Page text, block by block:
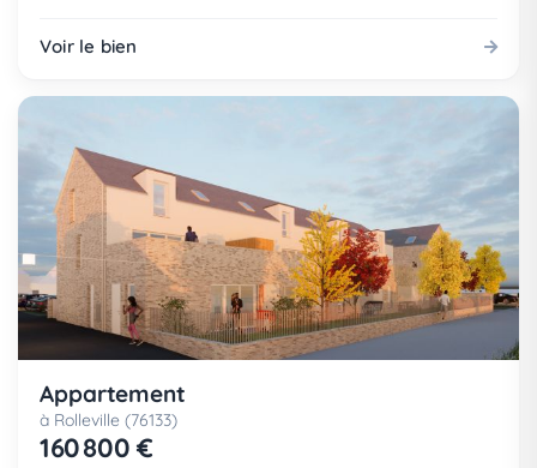
Voir le bien
Appartement
à Rolleville (76133)
160 800 €